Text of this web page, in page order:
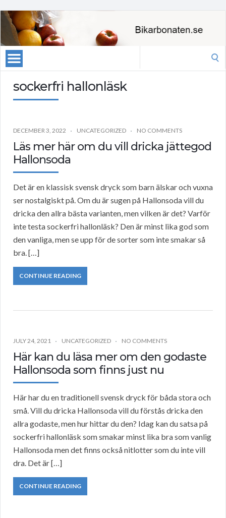
sockerfri hallonläsk
DECEMBER 3, 2022 UNCATEGORIZED NO COMMENTS
Läs mer här om du vill dricka jättegod
Hallonsoda
Det är en klassisk svensk dryck som barn älskar och vuxna
ser nostalgiskt på. Om du är sugen på Hallonsoda vill du
dricka den allra bästa varianten, men vilken är det? Varför
inte testa sockerfri hallonläsk? Den är minst lika god som
den vanliga, men se upp för de sorter som inte smakar så
bra. […]
CONTINUE READING
JULY 24, 2021 UNCATEGORIZED NO COMMENTS
Här kan du läsa mer om den godaste
Hallonsoda som finns just nu
Här har du en traditionell svensk dryck för båda stora och
små. Vill du dricka Hallonsoda vill du förstås dricka den
allra godaste, men hur hittar du den? Idag kan du satsa på
sockerfri hallonläsk som smakar minst lika bra som vanlig
Hallonsoda men det finns också nitlotter som du inte vill
dra. Det är […]
CONTINUE READING